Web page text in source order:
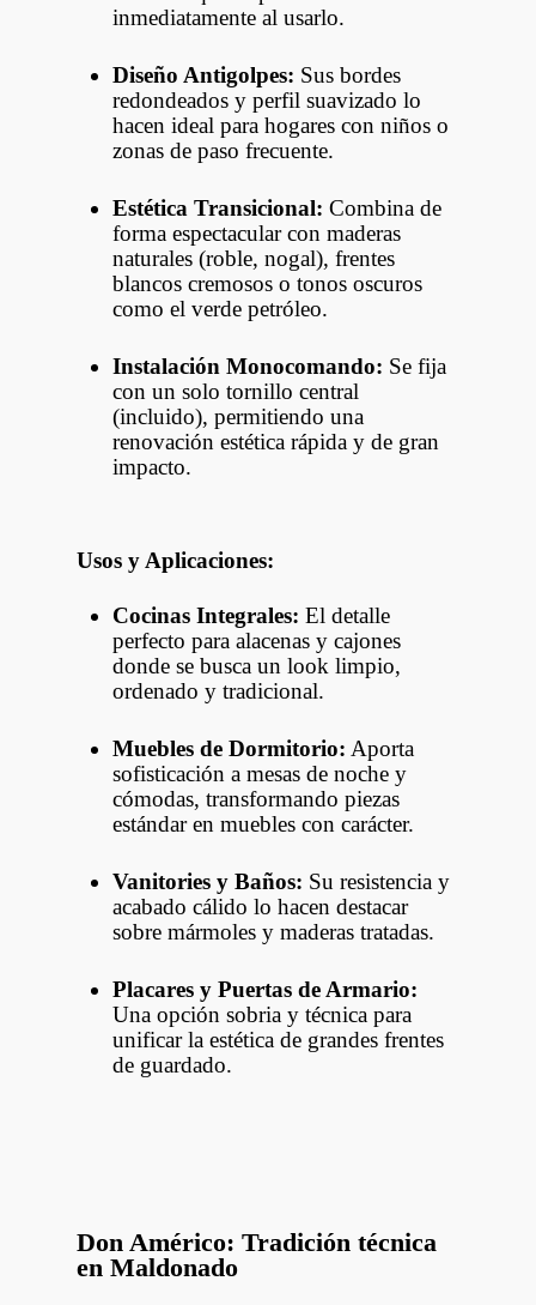
inmediatamente al usarlo.
Diseño Antigolpes: Sus bordes
redondeados y perfil suavizado lo
hacen ideal para hogares con niños o
zonas de paso frecuente.
Estética Transicional: Combina de
forma espectacular con maderas
naturales (roble, nogal), frentes
blancos cremosos o tonos oscuros
como el verde petróleo.
Instalación Monocomando: Se fija
con un solo tornillo central
(incluido), permitiendo una
renovación estética rápida y de gran
impacto.
Usos y Aplicaciones:
Cocinas Integrales: El detalle
perfecto para alacenas y cajones
donde se busca un look limpio,
ordenado y tradicional.
Muebles de Dormitorio: Aporta
sofisticación a mesas de noche y
cómodas, transformando piezas
estándar en muebles con carácter.
Vanitories y Baños: Su resistencia y
acabado cálido lo hacen destacar
sobre mármoles y maderas tratadas.
Placares y Puertas de Armario:
Una opción sobria y técnica para
unificar la estética de grandes frentes
de guardado.
Don Américo: Tradición técnica
en Maldonado